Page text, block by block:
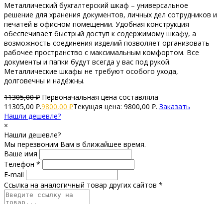
Металлический бухгалтерский шкаф – универсальное
решение для хранения документов, личных дел сотрудников и
печатей в офисном помещении. Удобная конструкция
обеспечивает быстрый доступ к содержимому шкафу, а
возможность соединения изделий позволяет организовать
рабочее пространство с максимальным комфортом. Все
документы и папки будут всегда у вас под рукой.
Металлические шкафы не требуют особого ухода,
долговечны и надёжны.
11305,00₽ Первоначальная цена составляла
11305,00 ₽.9800,00 ₽Текущая цена: 9800,00 ₽. Заказать
Нашли дешевле?
×
Нашли дешевле?
Мы перезвоним Вам в ближайшее время.
Ваше имя
Телефон *
E-mail
Ссылка на аналогичный товар других сайтов *